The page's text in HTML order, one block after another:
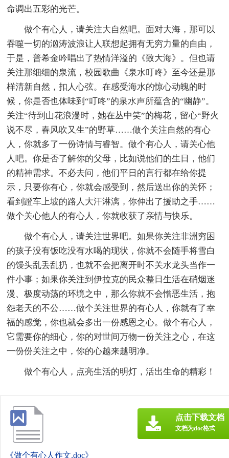
命调出五彩的光芒。
做个有心人，请关注大自然吧。面对大海，那可以
吞噬一切的汹涛波浪让人联想起拥有无穷力量的自由，
于是，普希金吟唱出了热情洋溢的《致大海》。但也请
关注那细细的泉流，校园歌曲《泉水叮咚》至今还是那
样清新自然，扣人心弦。在感受海水的惊心动魄的时
候，你是否也体味到“叮咚”的泉水声所蕴含的“幽静”。
关注“待到山花浪漫时，她在丛中笑”的梅花，留心“野火
说不尽，春风吹又生”的野草……做个关注自然的有心
人，你就多了一份诗情与睿智。做个有心人，请关心他
人吧。你是否了解你的父母，比如说他们的生日，他们
的精神需求。不必去问，他们平日的言行都在给你提
示，只要你有心，你就会感受到，然后送出你的关怀；
看到蹬车上坡的路人大汗淋漓，你伸出了援助之手……
做个关心他人的有心人，你就收获了亲情与快乐。
做个有心人，请关注世界吧。如果你关注非洲穷困
的孩子没有饭吃没有水喝的现状，你就不会随手将雪白
的馒头乱丢乱扔，也就不会把离开时不关水龙头当作一
件小事；如果你关注到伊拉克的民众整日生活在硝烟迷
漫、极度动荡的环境之中，那么你就不会憎恶生活，抱
怨老天的不公……做个关注世界的有心人，你就有了幸
福的感觉，你也就会多出一份感恩之心。做个有心人，
它需要你的细心，你的对世间万物一份关注之心，在这
一份份关注之中，你的心越来越明净。
做个有心人，点亮生活的明灯，活出生命的精彩！
《做个有心人作文.doc》
点击下载文档
文档为doc格式